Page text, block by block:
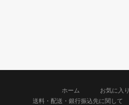
ホーム お気に入り
送料・配送・銀行振込先に関して